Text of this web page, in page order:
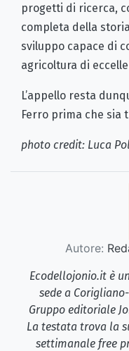
progetti di ricerca,
completa della
sviluppo capace di
agricoltura di
L’appello resta
Ferro prima che sia
photo credit: Luca
Autore:
Ecodellojonio.it è
sede a
Gruppo editoriale
La testata trova la
settimanale free